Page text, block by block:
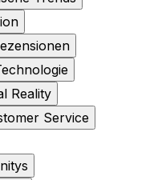
Reality
Service